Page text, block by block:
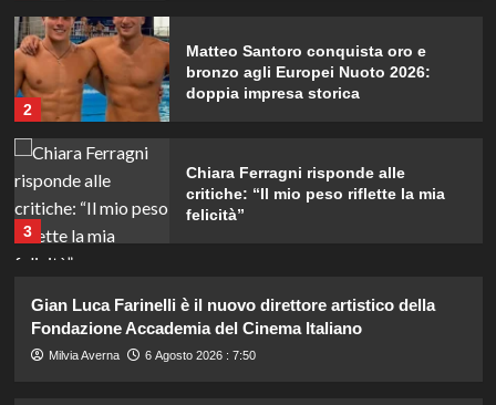
2
Matteo Santoro conquista oro e
bronzo agli Europei Nuoto 2026:
doppia impresa storica
3
Chiara Ferragni risponde alle
critiche: “Il mio peso riflette la mia
felicità”
4
una mancanza rivela le sue priorità
con il terzo bambino.
Gian Luca Farinelli è il nuovo direttore artistico della
Fondazione Accademia del Cinema Italiano
Milvia Averna 6 Agosto 2026 : 7:50